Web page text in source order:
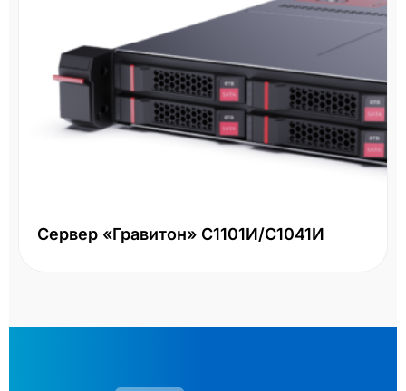
Сервер «Гравитон» С1101И/С1041И